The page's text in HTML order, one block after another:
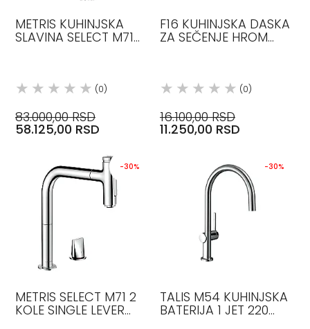
METRIS KUHINJSKA
SLAVINA SELECT M71
HANSGROHE (0)
83.000,00 RSD
58.125,00 RSD
F16 KUHINJSKA DASKA
ZA SEČENJE HROM
(0)
16.100,00 RSD
11.250,00 RSD
-30%
METRIS SELECT M71 2
KOLE SINGLE LEVER
-30%
TALIS M54 KUHINJSKA
BATERIJA 1 JET 220